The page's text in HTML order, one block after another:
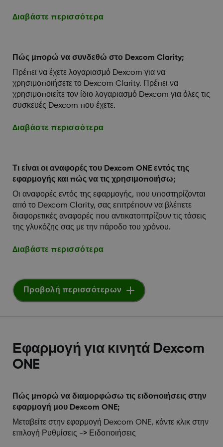
Διαβάστε περισσότερα
Πώς μπορώ να συνδεθώ στο Dexcom Clarity;
Πρέπει να έχετε λογαριασμό Dexcom για να
χρησιμοποιήσετε το Dexcom Clarity. Πρέπει να
χρησιμοποιείτε τον ίδιο λογαριασμό Dexcom για όλες τις
συσκευές Dexcom που έχετε.
Διαβάστε περισσότερα
Τι είναι οι αναφορές του Dexcom ONE εντός της
εφαρμογής και πώς να τις χρησιμοποιήσω;
Οι αναφορές εντός της εφαρμογής, που υποστηρίζονται
από το Dexcom Clarity, σας επιτρέπουν να βλέπετε
διαφορετικές αναφορές που αντικατοπτρίζουν τις τάσεις
της γλυκόζης σας με την πάροδο του χρόνου.
Διαβάστε περισσότερα
Προβολή περισσότερων
Εφαρμογή για κινητά Dexcom
ONE
Πώς μπορώ να διαμορφώσω τις ειδοποιήσεις στην
εφαρμογή μου Dexcom ONE;
Μεταβείτε στην εφαρμογή Dexcom ONE, κάντε κλικ στην
επιλογή Ρυθμίσεις -> Ειδοποιήσεις